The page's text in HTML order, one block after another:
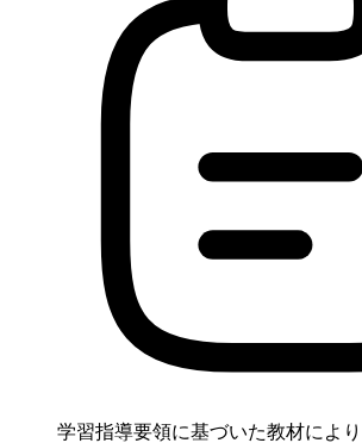
学習指導要領に基づいた教材によ